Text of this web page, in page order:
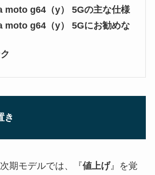
moto g64（y） 5Gの主な仕様
moto g64（y） 5Gにお勧めな
き
期モデルでは、『値上げ』を覚